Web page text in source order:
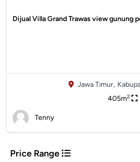
Dijual Villa Grand Trawas view gunung
Jawa Timur,
405m2
Tenny
Price Range